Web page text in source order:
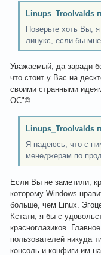
Linups_Troolvalds
Поверьте хоть Вы,
линукс, если бы
Уважаемый, да заради
что стоит у Вас на
своими странными
ОС"©
Linups_Troolvalds
Я надеюсь, что с
менеджерам по
Если Вы не заметили,
которому Windows
больше, чем Linux.
Кстати, я бы с
красноглазиков.
пользователей никуда
консоль и конфиги им